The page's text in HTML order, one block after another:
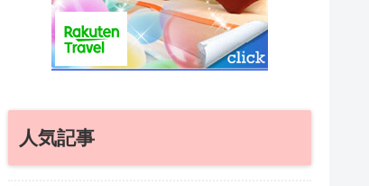
人気記事